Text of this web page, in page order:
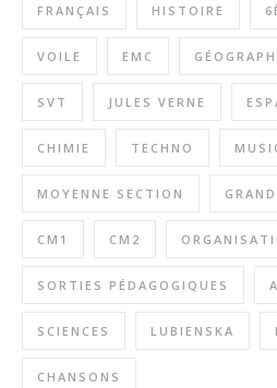
FRANÇAIS HISTOIRE
VOILE EMC
SVT JULES VERNE
CHIMIE TECHNO
MOYENNE SECTION
CM1 CM2
SORTIES PÉDAGOGIQUES
SCIENCES LUBIENSKA
CHANSONS